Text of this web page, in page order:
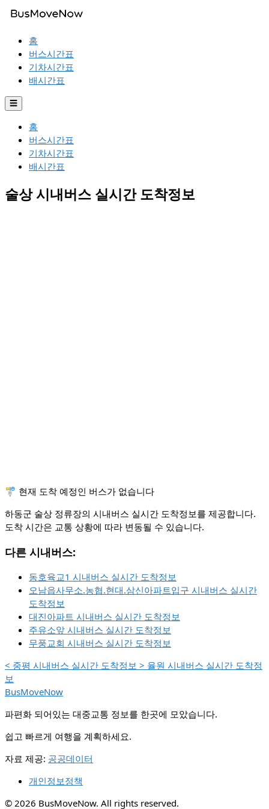
홈
버스시간표
기차시간표
배시간표
☰
홈
버스시간표
기차시간표
배시간표
술상 시내버스 실시간 도착정보
🚏 현재 도착 예정인 버스가 없습니다
하동군 술상 정류장의 시내버스 실시간 도착정보를 제공합니다.
도착 시간은 교통 상황에 따라 변동될 수 있습니다.
다른 시내버스:
동호육교1 시내버스 실시간 도착정보
오남읍사무소.농협.현대.삼신아파트입구 시내버스 실시간
도착정보
대진아파트 시내버스 실시간 도착정보
주유소앞 시내버스 실시간 도착정보
무풍교회 시내버스 실시간 도착정보
< 중평 시내버스 실시간 도착정보 > 율원 시내버스 실시간 도착정
보
BusMoveNow
파편화 되어있는 대중교통 정보를 한곳에 모았습니다.
쉽고 빠르게 여행을 계획하세요.
자료 제공: 공공데이터
개인정보정책
© 2026 BusMoveNow. All rights reserved.